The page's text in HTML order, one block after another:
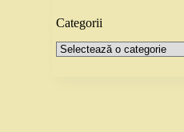
Categorii
Categorii